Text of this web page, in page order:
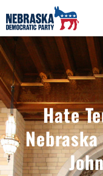
Hate